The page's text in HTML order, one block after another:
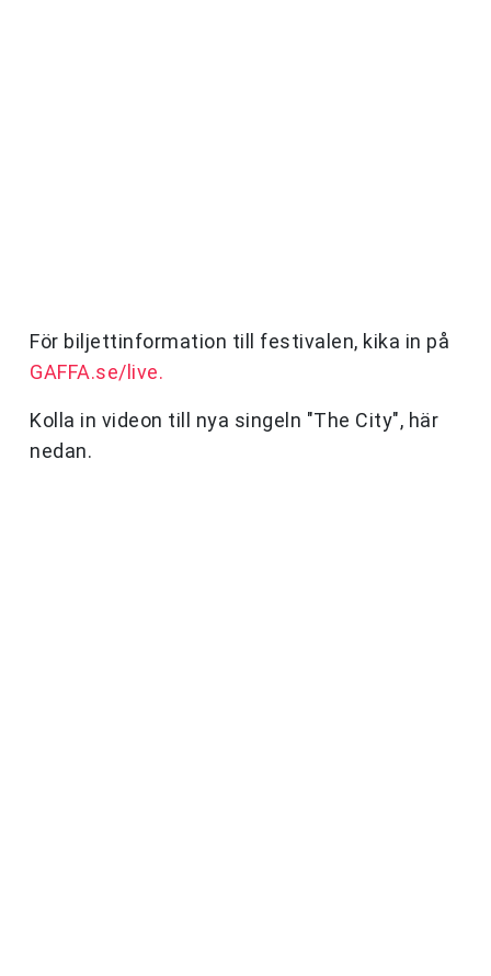
För biljettinformation till festivalen, kika in på
GAFFA.se/live.
Kolla in videon till nya singeln "The City", här
nedan.